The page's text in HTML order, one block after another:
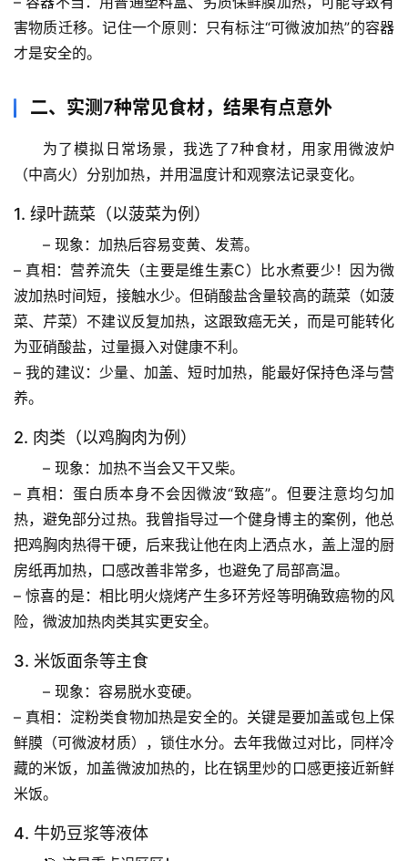
首
页
专
列
害物质迁移。记住一个原则：只有标注“可微波加热”的容器
才是安全的。
二、实测7种常见食材，结果有点意外
为了模拟日常场景，我选了7种食材，用家用微波炉
（中高火）分别加热，并用温度计和观察法记录变化。
1. 绿叶蔬菜（以菠菜为例）
– 现象 ：加热后容易变黄、发蔫。
– 真相 ：营养流失（主要是维生素C）比水煮要少！因为微
波加热时间短，接触水少。但硝酸盐含量较高的蔬菜（如菠
菜、芹菜）不建议反复加热，这跟致癌无关，而是可能转化
为亚硝酸盐，过量摄入对健康不利。
– 我的建议 ： 少量、加盖、短时加热，能最好保持色泽与营
养。
2. 肉类（以鸡胸肉为例）
– 现象 ：加热不当会又干又柴。
– 真相 ：蛋白质本身不会因微波“致癌”。但要注意均匀加
热，避免部分过热。我曾指导过一个健身博主的案例，他总
把鸡胸肉热得干硬，后来我让他在肉上洒点水，盖上湿的厨
房纸再加热，口感改善非常多，也避免了局部高温。
– 惊喜的是 ：相比明火烧烤产生多环芳烃等明确致癌物的风
险，微波加热肉类其实更安全。
3. 米饭面条等主食
– 现象 ：容易脱水变硬。
– 真相 ：淀粉类食物加热是安全的。关键是要加盖或包上保
鲜膜（可微波材质）
，锁住水分。去年我做过对比，同样冷
藏的米饭，加盖微波加热的，比在锅里炒的口感更接近新鲜
米饭。
4. 牛奶豆浆等液体